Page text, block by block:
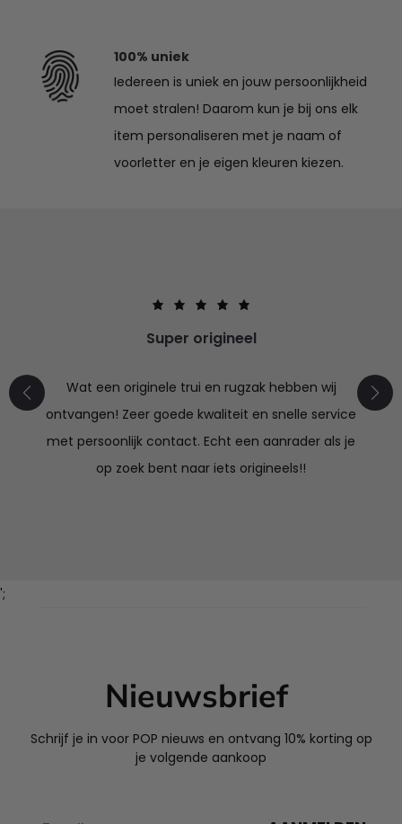
100% uniek
Iedereen is uniek en jouw persoonlijkheid
moet stralen! Daarom kun je bij ons elk
item personaliseren met je naam of
voorletter en je eigen kleuren kiezen.
Super origineel
Wat een originele trui en rugzak hebben wij
ontvangen! Zeer goede kwaliteit en snelle service
met persoonlijk contact. Echt een aanrader als je
op zoek bent naar iets origineels!!
';
Nieuwsbrief
Schrijf je in voor POP nieuws en ontvang 10% korting op
je volgende aankoop